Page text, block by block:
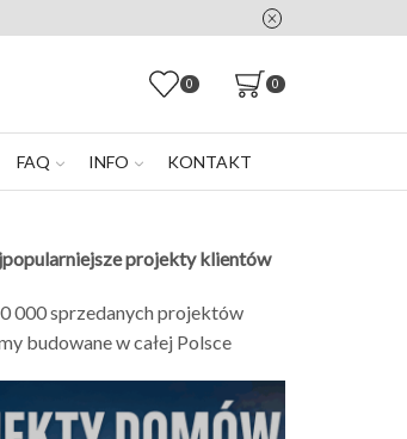
0 0
FAQ INFO KONTAKT
projekty klientów
000 sprzedanych projektów
budowane w całej Polsce